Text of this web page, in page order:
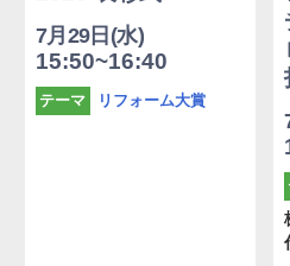
7月29日(水)
15:50~16:40
テーマ リフォーム大賞